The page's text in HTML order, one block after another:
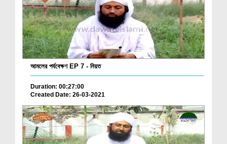
আমলের পর্যবেক্ষণ EP 7 - নিয়ত
Duration: 00:27:00
Created Date: 26-03-2021